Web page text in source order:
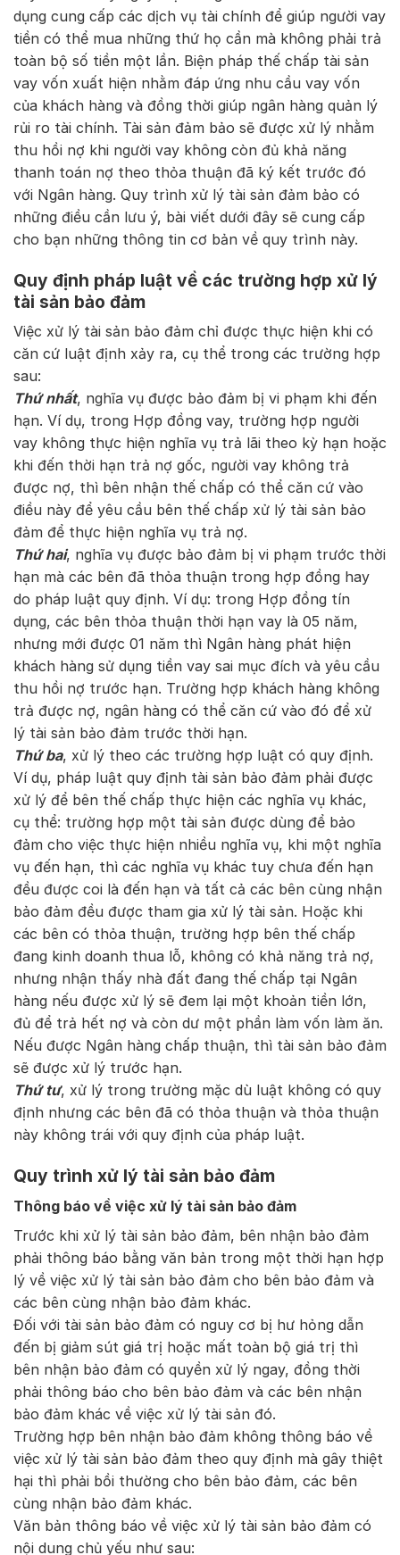
dụng cung cấp các dịch vụ tài chính để giúp người vay
tiền có thể mua những thứ họ cần mà không phải trả
toàn bộ số tiền một lần. Biện pháp thế chấp tài sản
vay vốn xuất hiện nhằm đáp ứng nhu cầu vay vốn
của khách hàng và đồng thời giúp ngân hàng quản lý
rủi ro tài chính. Tài sản đảm bảo sẽ được xử lý nhằm
thu hồi nợ khi người vay không còn đủ khả năng
thanh toán nợ theo thỏa thuận đã ký kết trước đó
với Ngân hàng. Quy trình xử lý tài sản đảm bảo có
những điều cần lưu ý, bài viết dưới đây sẽ cung cấp
cho bạn những thông tin cơ bản về quy trình này.
Quy định pháp luật về các trường hợp xử lý
tài sản bảo đảm
Việc xử lý tài sản bảo đảm chỉ được thực hiện khi có
căn cứ luật định xảy ra, cụ thể trong các trường hợp
sau:
Thứ nhất, nghĩa vụ được bảo đảm bị vi phạm khi đến
hạn. Ví dụ, trong Hợp đồng vay, trường hợp người
vay không thực hiện nghĩa vụ trả lãi theo kỳ hạn hoặc
khi đến thời hạn trả nợ gốc, người vay không trả
được nợ, thì bên nhận thế chấp có thể căn cứ vào
điều này để yêu cầu bên thế chấp xử lý tài sản bảo
đảm để thực hiện nghĩa vụ trả nợ.
Thứ hai, nghĩa vụ được bảo đảm bị vi phạm trước thời
hạn mà các bên đã thỏa thuận trong hợp đồng hay
do pháp luật quy định. Ví dụ: trong Hợp đồng tín
dụng, các bên thỏa thuận thời hạn vay là 05 năm,
nhưng mới được 01 năm thì Ngân hàng phát hiện
khách hàng sử dụng tiền vay sai mục đích và yêu cầu
thu hồi nợ trước hạn. Trường hợp khách hàng không
trả được nợ, ngân hàng có thể căn cứ vào đó để xử
lý tài sản bảo đảm trước thời hạn.
Thứ ba, xử lý theo các trường hợp luật có quy định.
Ví dụ, pháp luật quy định tài sản bảo đảm phải được
xử lý để bên thế chấp thực hiện các nghĩa vụ khác,
cụ thể: trường hợp một tài sản được dùng để bảo
đảm cho việc thực hiện nhiều nghĩa vụ, khi một nghĩa
vụ đến hạn, thì các nghĩa vụ khác tuy chưa đến hạn
đều được coi là đến hạn và tất cả các bên cùng nhận
bảo đảm đều được tham gia xử lý tài sản. Hoặc khi
các bên có thỏa thuận, trường hợp bên thế chấp
đang kinh doanh thua lỗ, không có khả năng trả nợ,
nhưng nhận thấy nhà đất đang thế chấp tại Ngân
hàng nếu được xử lý sẽ đem lại một khoản tiền lớn,
đủ để trả hết nợ và còn dư một phần làm vốn làm ăn.
Nếu được Ngân hàng chấp thuận, thì tài sản bảo đảm
sẽ được xử lý trước hạn.
Thứ tư, xử lý trong trường mặc dù luật không có quy
định nhưng các bên đã có thỏa thuận và thỏa thuận
này không trái với quy định của pháp luật.
Quy trình xử lý tài sản bảo đảm
Thông báo về việc xử lý tài sản bảo đảm
Trước khi xử lý tài sản bảo đảm, bên nhận bảo đảm
phải thông báo bằng văn bản trong một thời hạn hợp
lý về việc xử lý tài sản bảo đảm cho bên bảo đảm và
các bên cùng nhận bảo đảm khác.
Đối với tài sản bảo đảm có nguy cơ bị hư hỏng dẫn
đến bị giảm sút giá trị hoặc mất toàn bộ giá trị thì
bên nhận bảo đảm có quyền xử lý ngay, đồng thời
phải thông báo cho bên bảo đảm và các bên nhận
bảo đảm khác về việc xử lý tài sản đó.
Trường hợp bên nhận bảo đảm không thông báo về
việc xử lý tài sản bảo đảm theo quy định mà gây thiệt
hại thì phải bồi thường cho bên bảo đảm, các bên
cùng nhận bảo đảm khác.
Văn bản thông báo về việc xử lý tài sản bảo đảm có
nội dung chủ yếu như sau: